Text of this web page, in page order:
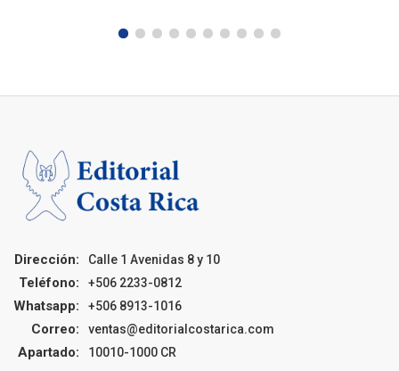
Dirección: Calle 1 Avenidas 8 y 10
Teléfono: +506 2233-0812
Whatsapp: +506 8913-1016
Correo: ventas@editorialcostarica.com
Apartado: 10010-1000 CR